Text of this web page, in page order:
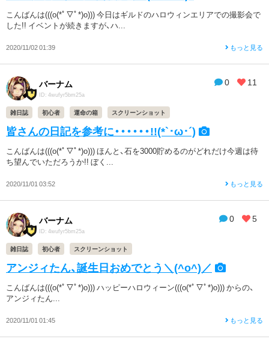
こんばんは(((o(*ﾟ▽ﾟ*)o))) 今日はギルドのハロウィンエリアでの撮影会で
した!! イベントが続きますが、ハ...
2020/11/02 01:39 もっと見る
0 11
バーナム
ID: 4wufyr5bm25a
雑日誌 初心者 運命の箱 スクリーンショット
皆さんの日記を参考に・・・・・・!!(*`･ω･´)
こんばんは(((o(*ﾟ▽ﾟ*)o))) ほんと、石を3000貯めるのがどれだけ今週は待
ち望んでいただろうか!! ぼく...
2020/11/01 03:52 もっと見る
0 5
バーナム
ID: 4wufyr5bm25a
雑日誌 初心者 スクリーンショット
アンジィたん、誕生日おめでとう＼(^o^)／
こんばんは(((o(*ﾟ▽ﾟ*)o))) ハッピーハロウィーン(((o(*ﾟ▽ﾟ*)o))) からの、
アンジィたん...
2020/11/01 01:45 もっと見る